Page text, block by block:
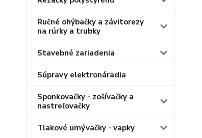
Ručné ohýbačky a závitorezy
na rúrky a trubky
Stavebné zariadenia
Súpravy elektronáradia
Sponkovačky - zošívačky a
nastreľovačky
Tlakové umývačky - vapky